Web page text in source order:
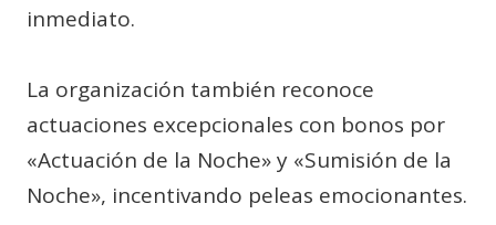
inmediato.
La organización también reconoce
actuaciones excepcionales con bonos por
«Actuación de la Noche» y «Sumisión de la
Noche», incentivando peleas emocionantes.